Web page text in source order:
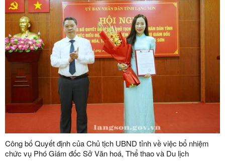
Công bố Quyết định của Chủ tịch UBND tỉnh về việc bổ nhiệm
chức vụ Phó Giám đốc Sở Văn hoá, Thể thao và Du lịch